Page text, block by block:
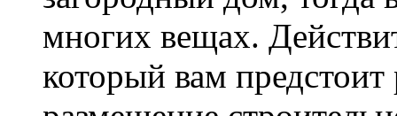
многих вещах.
который вам